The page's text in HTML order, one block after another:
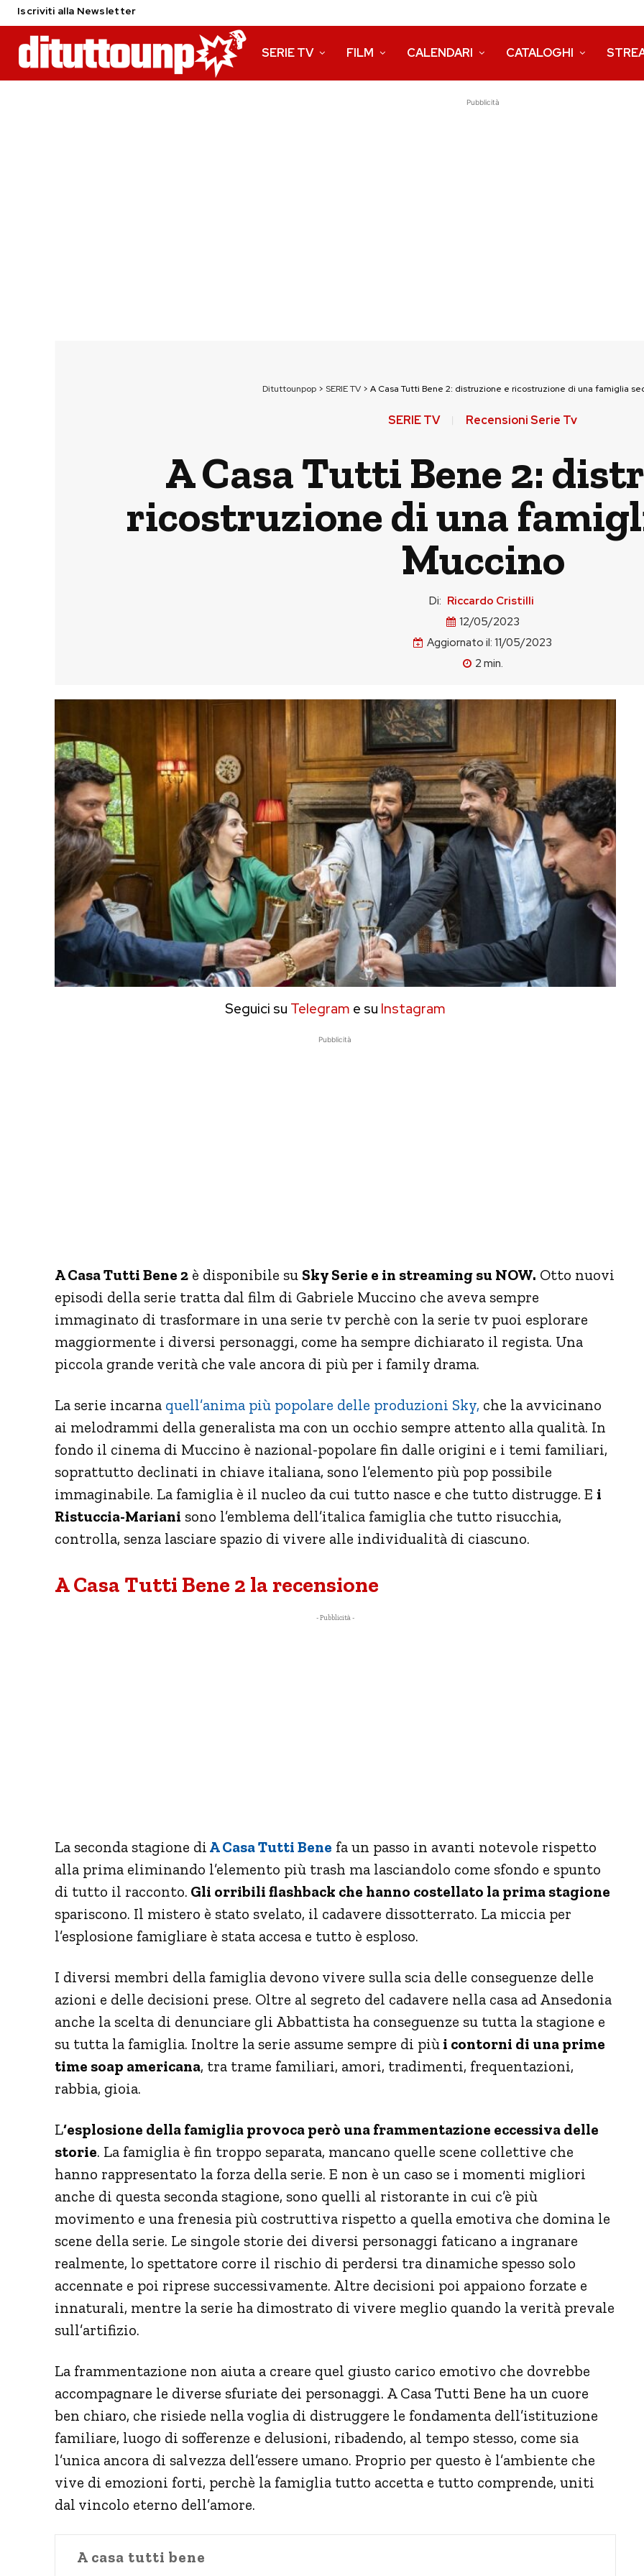
Iscriviti alla Newsletter
SERIE TV FILM CALENDARI CATALOGHI
Pubblicità
Dituttounpop> SERIE TV> A Casa Tutti Bene 2: distruzione e ricostruzione di una famiglia
SERIE TV Recensioni Serie Tv
A Casa Tutti Bene 2:
ricostruzione di una
Muccino
Di: Riccardo Cristilli
12/05/2023
Aggiornato il: 11/05/2023
2 min.
Seguici su Telegram e su Instagram
Pubblicità
A Casa Tutti Bene 2 è disponibile su Sky Serie e in streaming su NOW. Otto nuovi
episodi della serie tratta dal film di Gabriele Muccino che aveva sempre
immaginato di trasformare in una serie tv perchè con la serie tv puoi esplorare
maggiormente i diversi personaggi, come ha sempre dichiarato il regista. Una
piccola grande verità che vale ancora di più per i family drama.
La serie incarna quell’anima più popolare delle produzioni Sky, che la avvicinano
ai melodrammi della generalista ma con un occhio sempre attento alla qualità. In
fondo il cinema di Muccino è nazional-popolare fin dalle origini e i temi familiari,
soprattutto declinati in chiave italiana, sono l’elemento più pop possibile
immaginabile. La famiglia è il nucleo da cui tutto nasce e che tutto distrugge. E i
Ristuccia-Mariani sono l’emblema dell’italica famiglia che tutto risucchia,
controlla, senza lasciare spazio di vivere alle individualità di ciascuno.
A Casa Tutti Bene 2 la recensione
- Pubblicità -
La seconda stagione di A Casa Tutti Bene fa un passo in avanti notevole rispetto
alla prima eliminando l’elemento più trash ma lasciandolo come sfondo e spunto
di tutto il racconto. Gli orribili flashback che hanno costellato la prima stagione
spariscono. Il mistero è stato svelato, il cadavere dissotterrato. La miccia per
l’esplosione famigliare è stata accesa e tutto è esploso.
I diversi membri della famiglia devono vivere sulla scia delle conseguenze delle
azioni e delle decisioni prese. Oltre al segreto del cadavere nella casa ad Ansedonia
anche la scelta di denunciare gli Abbattista ha conseguenze su tutta la stagione e
su tutta la famiglia. Inoltre la serie assume sempre di più i contorni di una prime
time soap americana, tra trame familiari, amori, tradimenti, frequentazioni,
rabbia, gioia.
L‘esplosione della famiglia provoca però una frammentazione eccessiva delle
storie. La famiglia è fin troppo separata, mancano quelle scene collettive che
hanno rappresentato la forza della serie. E non è un caso se i momenti migliori
anche di questa seconda stagione, sono quelli al ristorante in cui c’è più
movimento e una frenesia più costruttiva rispetto a quella emotiva che domina le
scene della serie. Le singole storie dei diversi personaggi faticano a ingranare
realmente, lo spettatore corre il rischio di perdersi tra dinamiche spesso solo
accennate e poi riprese successivamente. Altre decisioni poi appaiono forzate e
innaturali, mentre la serie ha dimostrato di vivere meglio quando la verità prevale
sull’artifizio.
La frammentazione non aiuta a creare quel giusto carico emotivo che dovrebbe
accompagnare le diverse sfuriate dei personaggi. A Casa Tutti Bene ha un cuore
ben chiaro, che risiede nella voglia di distruggere le fondamenta dell’istituzione
familiare, luogo di sofferenze e delusioni, ribadendo, al tempo stesso, come sia
l’unica ancora di salvezza dell’essere umano. Proprio per questo è l’ambiente che
vive di emozioni forti, perchè la famiglia tutto accetta e tutto comprende, uniti
dal vincolo eterno dell’amore.
A casa tutti bene